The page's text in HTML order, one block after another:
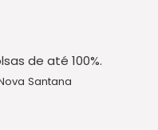
de até 100%.
Santana